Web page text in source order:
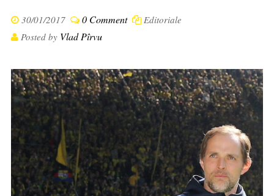
30/01/2017 0 Comment
Editoriale
Posted by Vlad Pîrvu